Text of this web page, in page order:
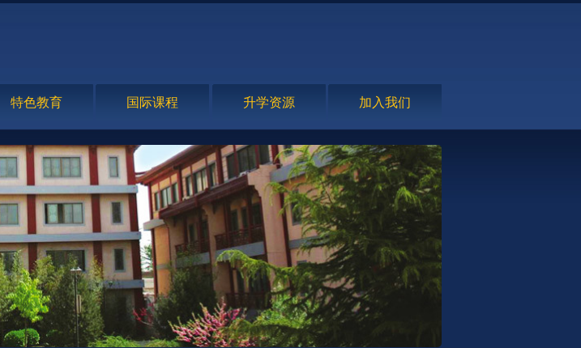
特色教育 国际课程 升学资源 加入我们